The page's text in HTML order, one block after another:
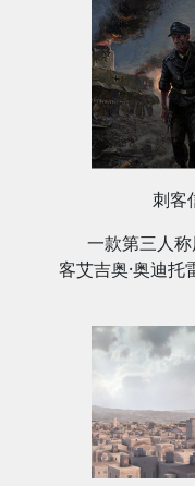
刺客
一款第三人
客艾吉奥·奥迪托